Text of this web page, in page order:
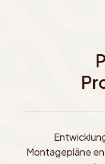
Montagepläne